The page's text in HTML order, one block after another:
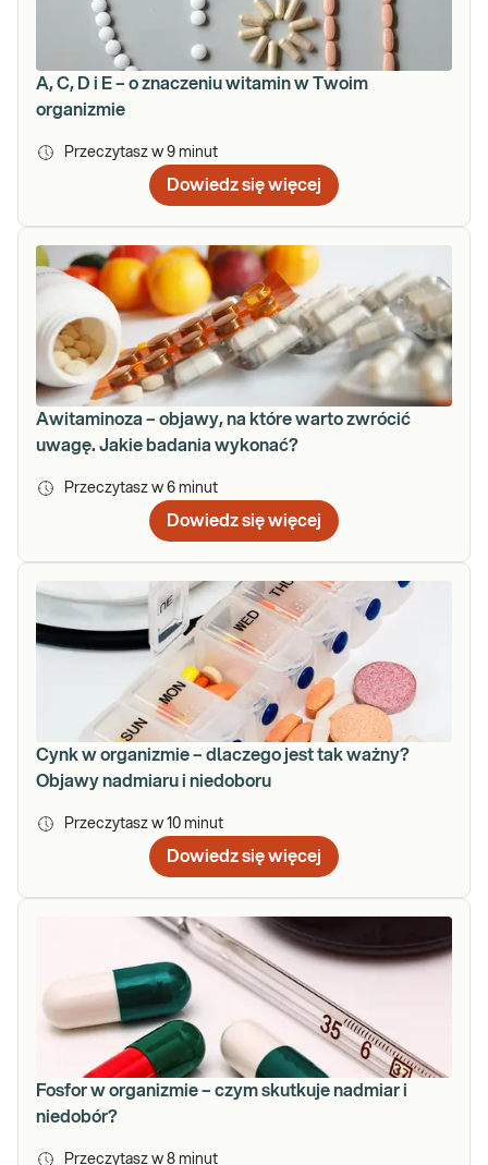
A, C, D i E – o znaczeniu witamin w Twoim
organizmie
Przeczytasz w 9 minut
Dowiedz się więcej
Awitaminoza – objawy, na które warto zwrócić
uwagę. Jakie badania wykonać?
Przeczytasz w 6 minut
Dowiedz się więcej
Cynk w organizmie – dlaczego jest tak ważny?
Objawy nadmiaru i niedoboru
Przeczytasz w 10 minut
Dowiedz się więcej
Fosfor w organizmie – czym skutkuje nadmiar i
niedobór?
Przeczytasz w 8 minut